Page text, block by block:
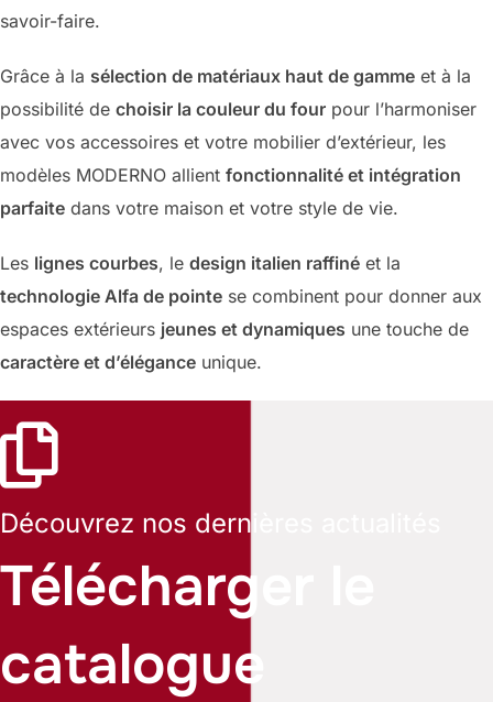
savoir-faire.
Grâce à la sélection de matériaux haut de gamme et à la
possibilité de choisir la couleur du four pour l’harmoniser
avec vos accessoires et votre mobilier d’extérieur, les
modèles MODERNO allient fonctionnalité et intégration
parfaite dans votre maison et votre style de vie.
Les lignes courbes, le design italien raffiné et la
technologie Alfa de pointe se combinent pour donner aux
espaces extérieurs jeunes et dynamiques une touche de
caractère et d’élégance unique.
Découvrez nos dernières actualités
Télécharger le
catalogue